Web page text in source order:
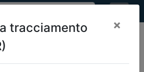
tracciamento
×